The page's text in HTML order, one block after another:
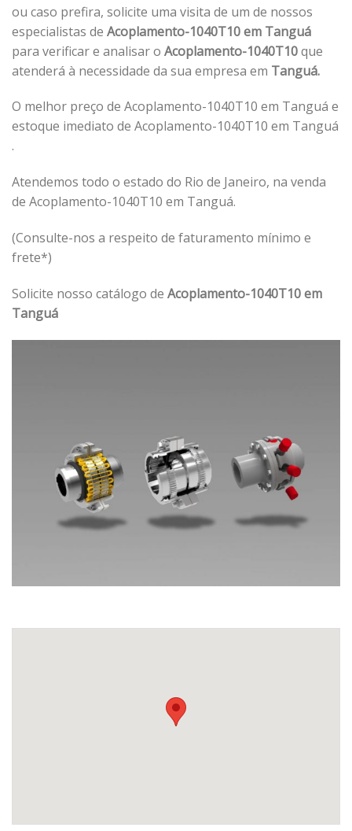
ou caso prefira, solicite uma visita de um de nossos
especialistas de Acoplamento-1040T10 em Tanguá
para verificar e analisar o Acoplamento-1040T10que
atenderá à necessidade da sua empresa em Tanguá.
O melhor preço de Acoplamento-1040T10 em Tanguá e
estoque imediato de Acoplamento-1040T10 em Tanguá
.
Atendemos todo o estado do Rio de Janeiro, na venda
de Acoplamento-1040T10 em Tanguá.
(Consulte-nos a respeito de faturamento mínimo e
frete*)
Solicite nosso catálogo de Acoplamento-1040T10 em
Tanguá